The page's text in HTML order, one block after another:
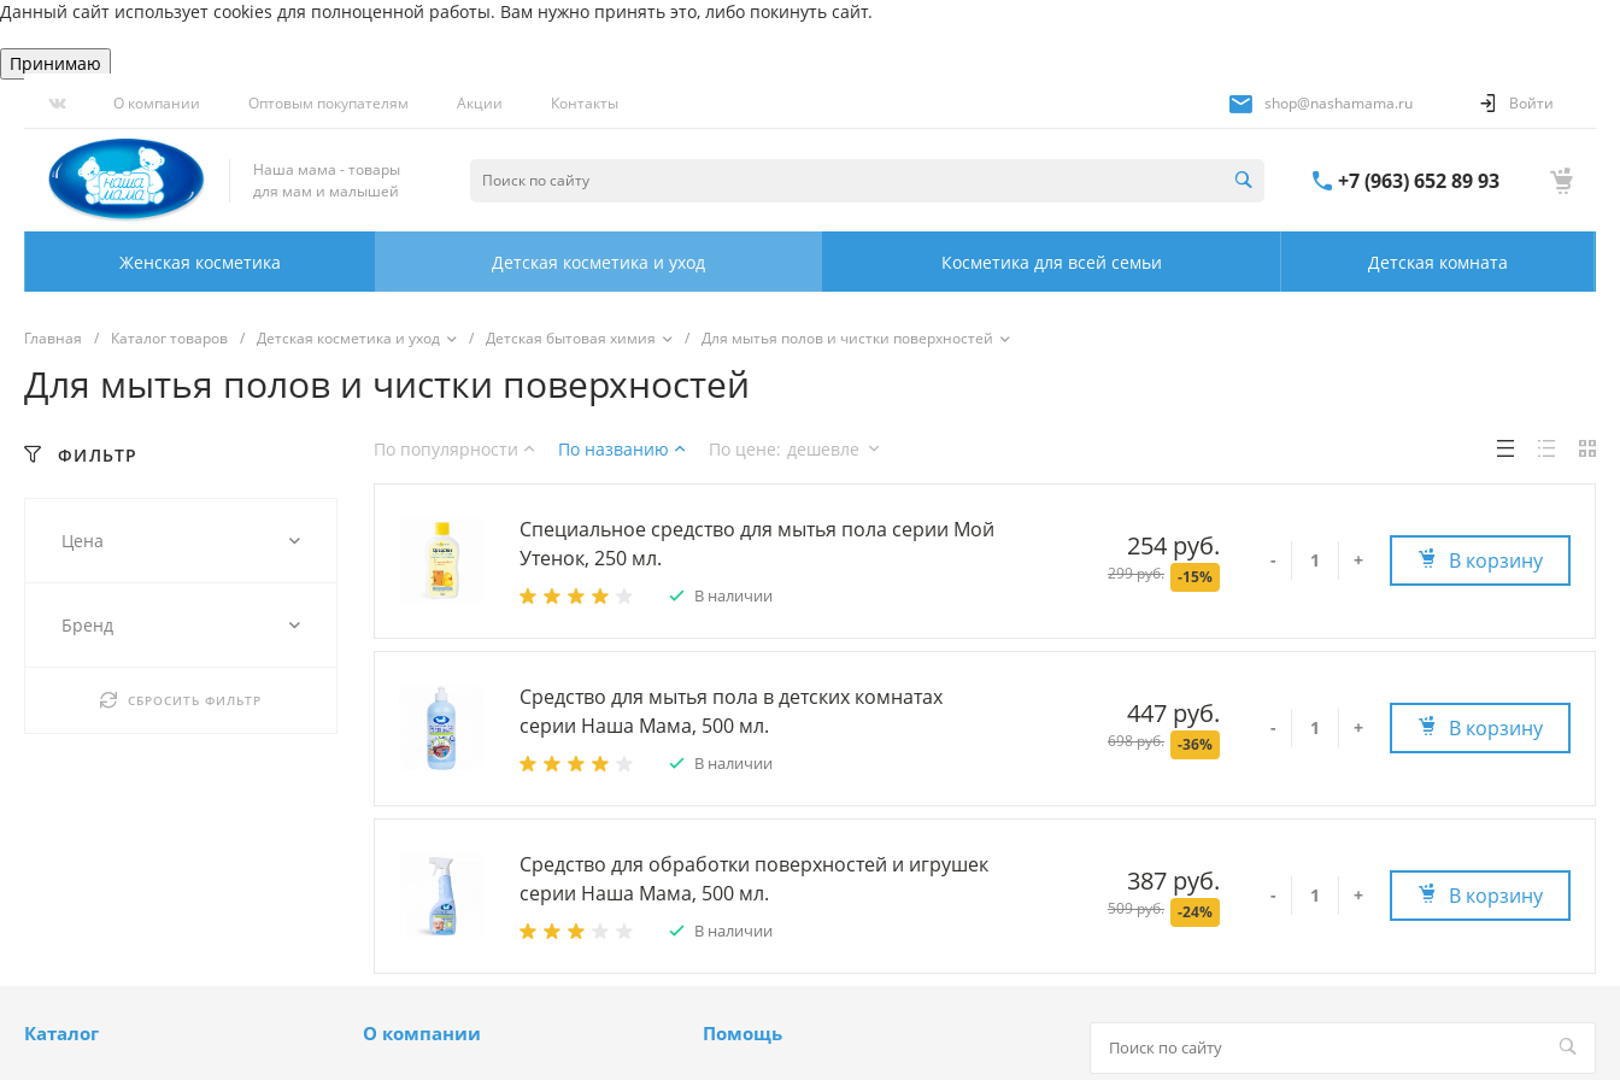
Данный сайт использует cookies для полноценной работы. Вам нужно принять это, либо покинуть сайт.
Принимаю
О компании Оптовым покупателям Акции Контакты shop@nashamama.ru Войти
Наша мама - товары
для мам и малышей
+7 (963) 652 89 93
Женская косметика Детская косметика и уход Косметика для всей семьи Детская комната
Главная / Каталог товаров / Детская косметика и уход / Детская бытовая химия / Для мытья полов и чистки поверхностей
Для мытья полов и чистки поверхностей
ФИЛЬТР
Цена
Бренд
СБРОСИТЬ ФИЛЬТР
По популярности По названию По цене: дешевле
Специальное средство для мытья пола серии Мой
Утенок, 250 мл.
В наличии
254 руб.
299 руб. -15%
- + В корзину
Средство для мытья пола в детских комнатах
серии Наша Мама, 500 мл.
В наличии
447 руб.
698 руб. -36%
- + В корзину
Средство для обработки поверхностей и игрушек
серии Наша Мама, 500 мл.
В наличии
387 руб.
509 руб. -24%
- + В корзину
Каталог О компании Помощь